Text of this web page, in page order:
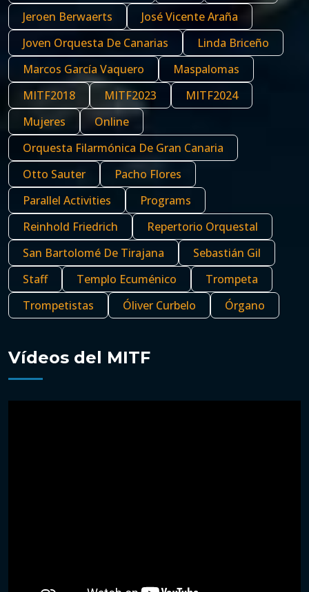
Jeroen Berwaerts
José Vicente Araña
Joven Orquesta De Canarias
Linda Briceño
Marcos García Vaquero
Maspalomas
MITF2018
MITF2023
MITF2024
Mujeres
Online
Orquesta Filarmónica De Gran Canaria
Otto Sauter
Pacho Flores
Parallel Activities
Programs
Reinhold Friedrich
Repertorio Orquestal
San Bartolomé De Tirajana
Sebastián Gil
Staff
Templo Ecuménico
Trompeta
Trompetistas
Óliver Curbelo Órgano
Vídeos del MITF